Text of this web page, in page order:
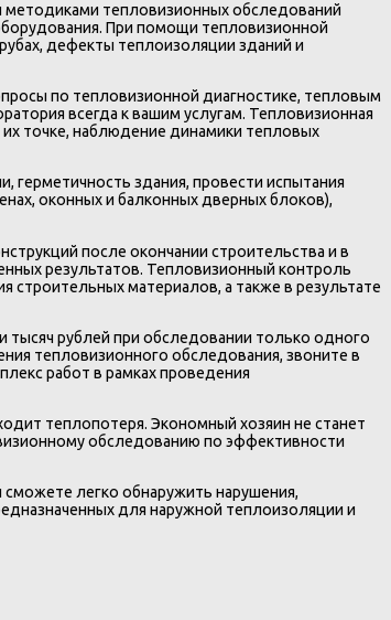
тепловизионных обследований
При помощи тепловизионной
дефекты теплоизоляции зданий и
по тепловизионной диагностике, тепловым
всегда к вашим услугам. Тепловизионная
точке, наблюдение динамики тепловых
здания, провести испытания
оконных и балконных дверных блоков),
после окончании строительства и в
результатов. Тепловизионный контроль
материалов, а также в результате
рублей при обследовании только одного
тепловизионного обследования, звоните в
работ в рамках проведения
теплопотеря. Экономный хозяин не станет
обследованию по эффективности
легко обнаружить нарушения,
для наружной теплоизоляции и